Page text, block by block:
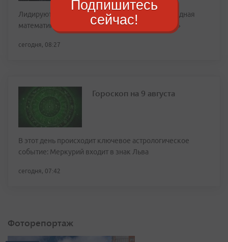
Лидируют «Программная инженерия», «Прикладная
математика», «Юриспруденция» и «Экономика»
сегодня, 08:27
Гороскоп на 9 августа
В этот день происходит ключевое астрологическое
событие: Меркурий входит в знак Льва
сегодня, 07:42
Фоторепортаж
Подпишитесь
сейчас!